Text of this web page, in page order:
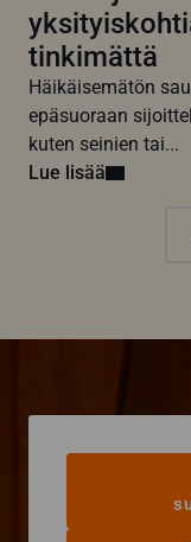
tinkimättä
Häikäisemätön
epäsuoraan
kuten seinien tai...
Lue lisää